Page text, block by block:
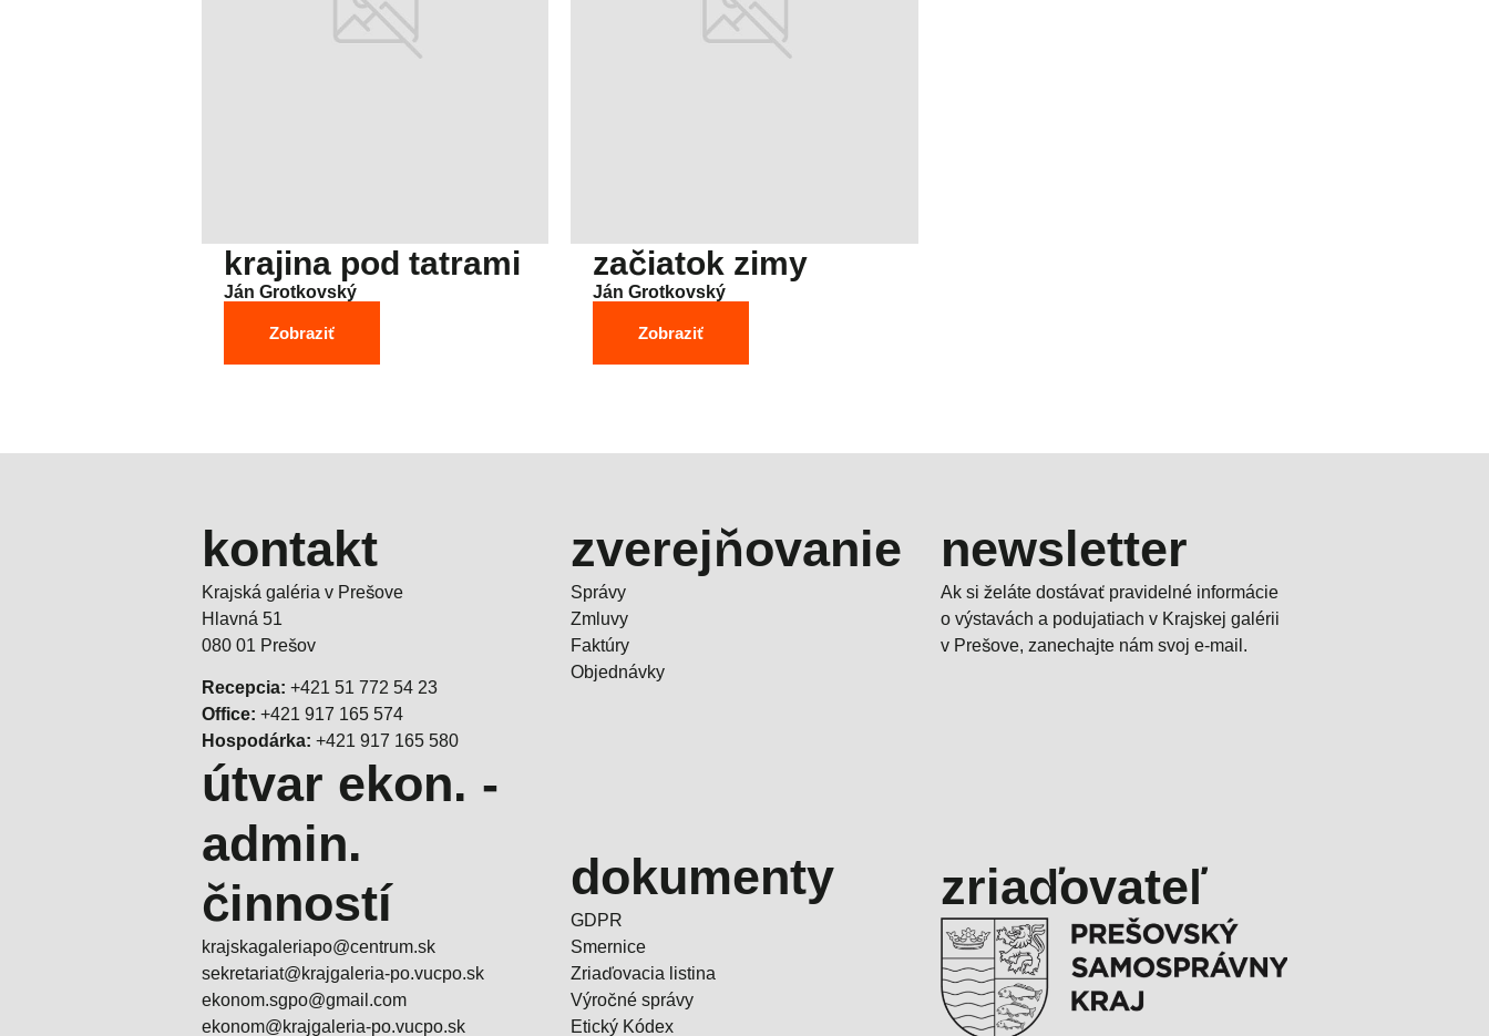
krajina pod tatrami
Ján Grotkovský
Zobraziť
začiatok zimy
Ján Grotkovský
Zobraziť
kontakt
Krajská galéria v Prešove
Hlavná 51
080 01 Prešov
Recepcia: +421 51 772 54 23
Office: +421 917 165 574
Hospodárka: +421 917 165 580
útvar ekon. -
admin.
činností
krajskagaleriapo@centrum.sk
sekretariat@krajgaleria-po.vucpo.sk
ekonom.sgpo@gmail.com
ekonom@krajgaleria-po.vucpo.sk
zverejňovanie
Správy
Zmluvy
Faktúry
Objednávky
dokumenty
GDPR
Smernice
Zriaďovacia listina
Výročné správy
Etický Kódex
newsletter
Ak si želáte dostávať pravidelné informácie
o výstavách a podujatiach v Krajskej galérii
v Prešove, zanechajte nám svoj e-mail.
zriaďovateľ